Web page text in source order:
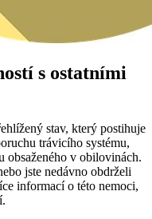
s ostatními
stav, který postihuje
trávicího systému,
obsaženého v obilovinách.
jste nedávno obdrželi
informací o této nemoci,